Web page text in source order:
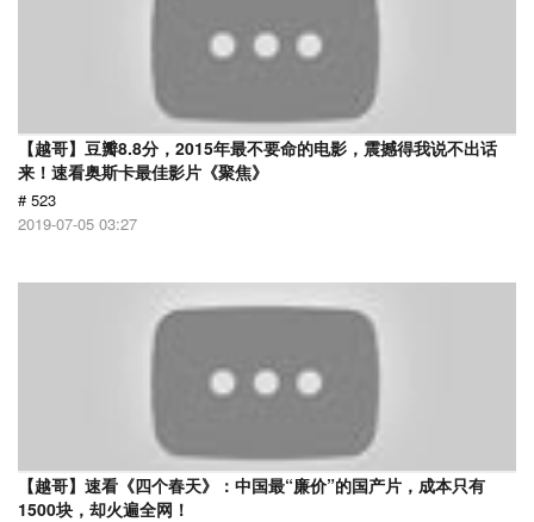
【越哥】豆瓣8.8分，2015年最不要命的电影，震撼得我说不出话
来！速看奥斯卡最佳影片《聚焦》
# 523
2019-07-05 03:27
【越哥】速看《四个春天》：中国最“廉价”的国产片，成本只有
1500块，却火遍全网！